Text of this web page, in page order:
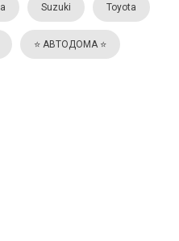
Suzuki Toyota
⭐️ АВТОДОМА ⭐️